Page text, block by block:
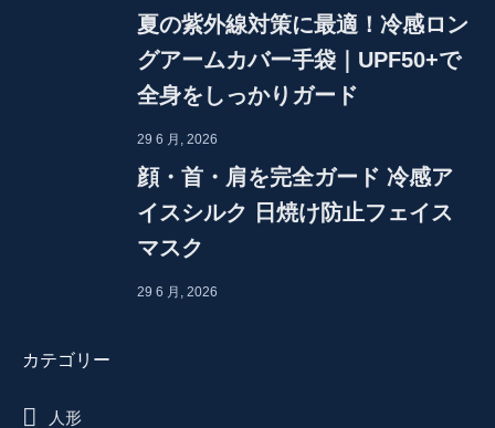
夏の紫外線対策に最適！冷感ロン
グアームカバー手袋｜UPF50+で
全身をしっかりガード
29 6 月, 2026
顔・首・肩を完全ガード 冷感ア
イスシルク 日焼け防止フェイス
マスク
29 6 月, 2026
カテゴリー
人形